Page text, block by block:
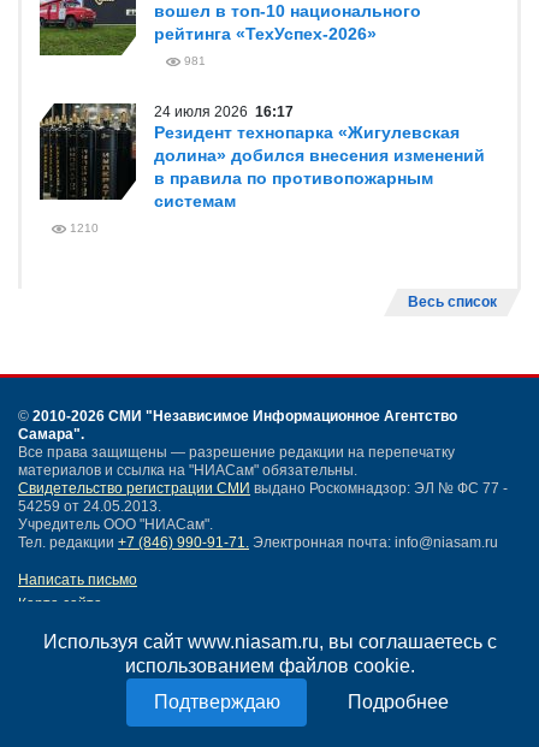
Используя сайт www.niasam.ru, вы соглашаетесь с
использованием файлов cookie.
Подробнее
вошел в топ-10 национального
рейтинга «ТехУспех-2026»
981
24 июля 2026 16:17
Резидент технопарка «Жигулевская
долина» добился внесения изменений
в правила по противопожарным
системам
1210
Весь список
© 2010-2026 СМИ "Независимое Информационное Агентство
Самара".
Все права защищены — разрешение редакции на перепечатку
материалов и ссылка на "НИАСам" обязательны.
Свидетельство регистрации СМИ выдано Роскомнадзор: ЭЛ № ФС 77 -
54259 от 24.05.2013.
Учредитель ООО "НИАСам".
Тел. редакции +7 (846) 990-91-71. Электронная почта: info@niasam.ru
Написать письмо
Карта сайта
Политика конфиденциальности
Согласие на обработку персональных данных